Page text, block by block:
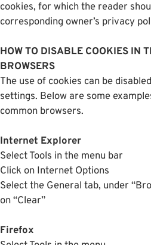
cookies, for which the reader
corresponding owner’s privacy
HOW TO DISABLE COOKIES IN
BROWSERS
The use of cookies can be
settings. Below are some
common browsers.
Internet Explorer
Select Tools in the menu bar
Click on Internet Options
Select the General tab, under
on “Clear”
Firefox